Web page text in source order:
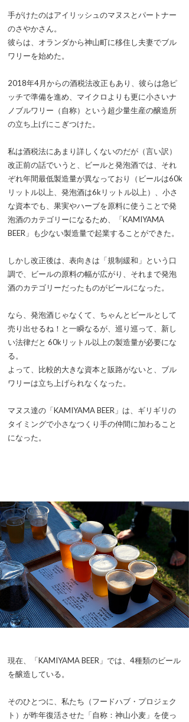
手がけたのはアイリッシュのマヌスとパートナー
のさやかさん。
彼らは、オランダから神山町に移住し夫妻でブル
ワリーを始めた。
2018年4月からの酒税法改正もあり、彼らは急ピ
ッチで準備を進め、マイクロよりも更に小さいナ
ノブルワリー（自称）という超少量生産の醸造所
の立ち上げにこぎつけた。
私は酒税法にあまり詳しくないのだが（言い訳）
改正前の話でいうと、ビールと発泡酒では、それ
ぞれ年間最低製造量が異なっており（ビールは60k
リットル以上、発泡酒は6kリットル以上）、小さ
な資本でも、果実やハーブを原料に使うことで発
泡酒のカテゴリーになるため、「KAMIYAMA
BEER」も少ない製造量で起業することができた。
しかし改正後は、表向きは「規制緩和」という口
調で、ビールの原料の幅が広がり、それまで発泡
酒のカテゴリーだったものがビールになった。
なら、発泡酒じゃなくて、ちゃんとビールとして
売り出せるね！と一瞬なるが、巡り巡って、新し
い法律だと 60kリットル以上の製造量が必要にな
る。
よって、比較的大きな資本と販路がないと、ブル
ワリーは立ち上げられなくなった。
マヌス達の「KAMIYAMA BEER」は、ギリギリの
タイミングで小さなつくり手の仲間に加わること
になった。
現在、「KAMIYAMA BEER」では、4種類のビール
を醸造している。
そのひとつに、私たち（フードハブ・プロジェク
ト）が昨年復活させた「自称：神山小麦」を使っ